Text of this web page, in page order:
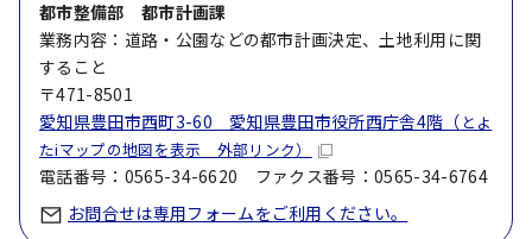
都市整備部 都市計画課
業務内容：道路・公園などの都市計画決定、土地利用に関
すること
〒471-8501
愛知県豊田市西町3-60 愛知県豊田市役所西庁舎4階（ とよ
たiマップの地図を表示 外部リンク）
電話番号：0565-34-6620 ファクス番号：0565-34-6764
お問合せは専用フォームをご利用ください。